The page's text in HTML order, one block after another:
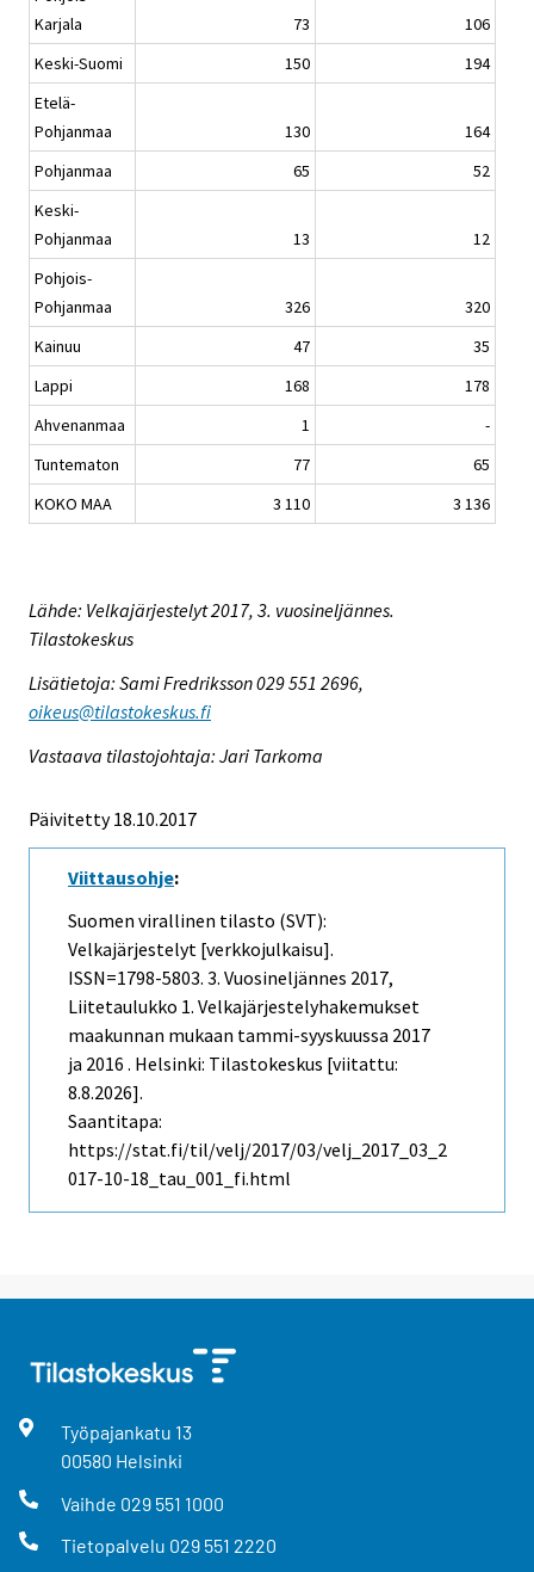
Karjala
73
106
Keski-Suomi
150
194
Etelä-
Pohjanmaa
130
164
Pohjanmaa
65
52
Keski-
Pohjanmaa
13
12
Pohjois-
Pohjanmaa
326
320
Kainuu
47
35
Lappi
168
178
Ahvenanmaa
1
-
Tuntematon
77
65
KOKO MAA
3 110 3 136
Lähde: Velkajärjestelyt 2017, 3. vuosineljännes.
Tilastokeskus
Lisätietoja: Sami Fredriksson 029 551 2696,
oikeus@tilastokeskus.fi
Vastaava tilastojohtaja: Jari Tarkoma
Päivitetty 18.10.2017
Viittausohje:
Suomen virallinen tilasto (SVT):
Velkajärjestelyt [verkkojulkaisu].
ISSN=1798-5803. 3. Vuosineljännes 2017,
Liitetaulukko 1. Velkajärjestelyhakemukset
maakunnan mukaan tammi-syyskuussa 2017
ja 2016 . Helsinki: Tilastokeskus [viitattu:
8.8.2026].
Saantitapa:
https://stat.fi/til/velj/2017/03/velj_2017_03_2
017-10-18_tau_001_fi.html
Työpajankatu 13
00580 Helsinki
Vaihde 029 551 1000
Tietopalvelu 029 551 2220